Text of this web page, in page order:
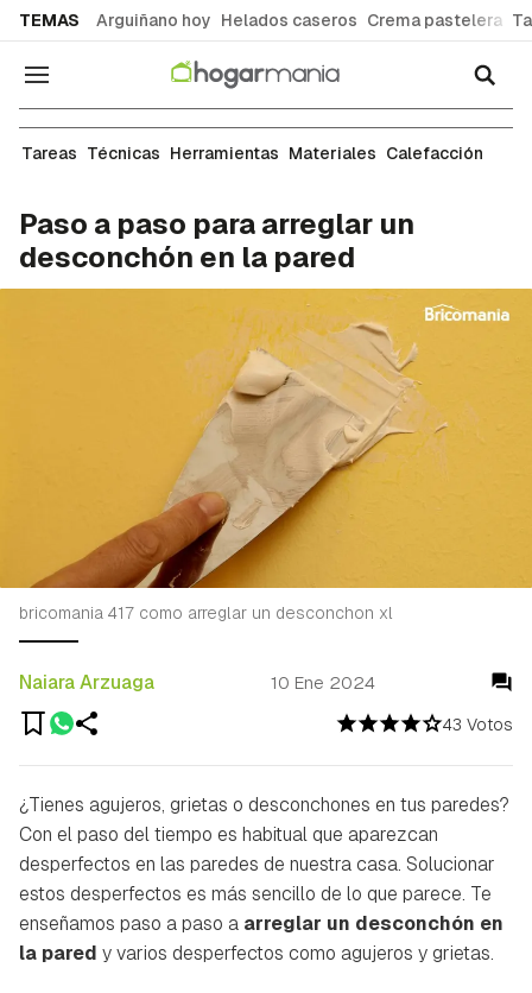
TEMAS Arguiñano hoy Helados caseros Crema pastelera
Navegación
Restauración
Tareas Técnicas Herramientas Materiales Calefacción
Paso a paso para arreglar un
desconchón en la pared
43 Votos
Naiara Arzuaga 10 Ene 2024
bricomania 417 como arreglar un desconchon xl
¿Tienes agujeros, grietas o desconchones en tus paredes?
Con el paso del tiempo es habitual que aparezcan
desperfectos en las paredes de nuestra casa. Solucionar
estos desperfectos es más sencillo de lo que parece. Te
enseñamos paso a paso a arreglar un desconchón en
la pared y varios desperfectos como agujeros y grietas.